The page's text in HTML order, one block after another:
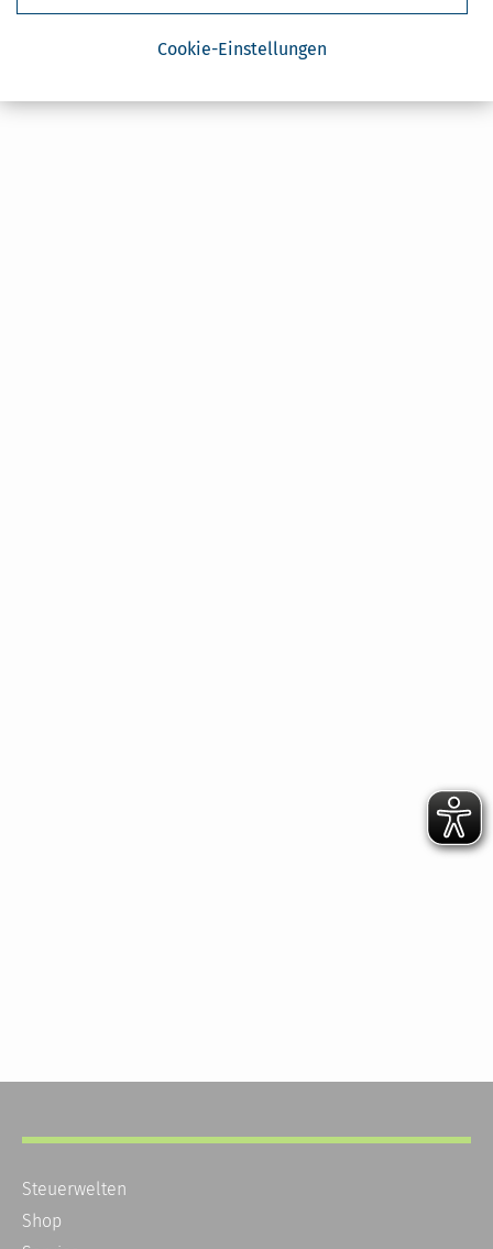
Cookie-Einstellungen
Steuerwelten
Shop